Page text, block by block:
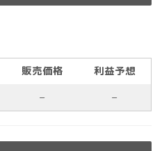
販売価格 利益予想
– –